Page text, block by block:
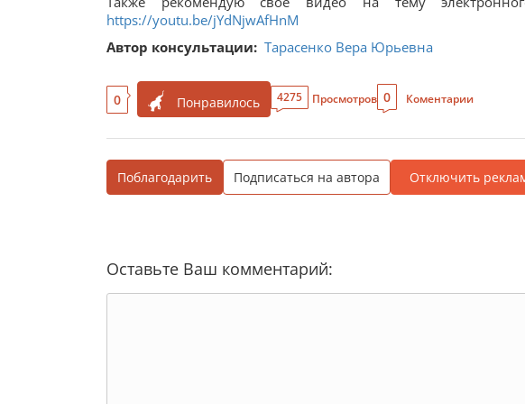
https://youtu.be/jYdNjwAfHnM
Автор консультации: Тарасенко Вера Юрьевна
0 Понравилось 4275 Просмотров 0 Коментарии
Поблагодарить Подписаться на автора Отключить
Оставьте Ваш комментарий: